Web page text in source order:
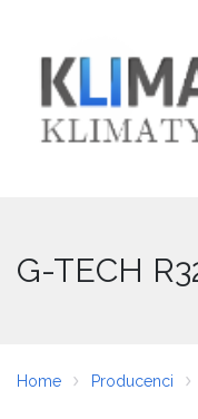
G-TECH
Home Producenci